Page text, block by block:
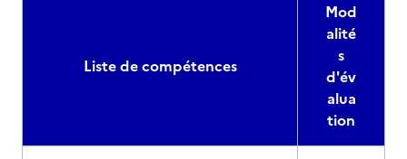
Liste de compétences
Mod
alité
s
d'év
alua
tion